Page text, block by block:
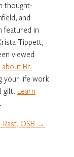
thought-
and
featured in
Tippett,
viewed
Br.
your life work
gift. Learn
.
Rast, OSB →